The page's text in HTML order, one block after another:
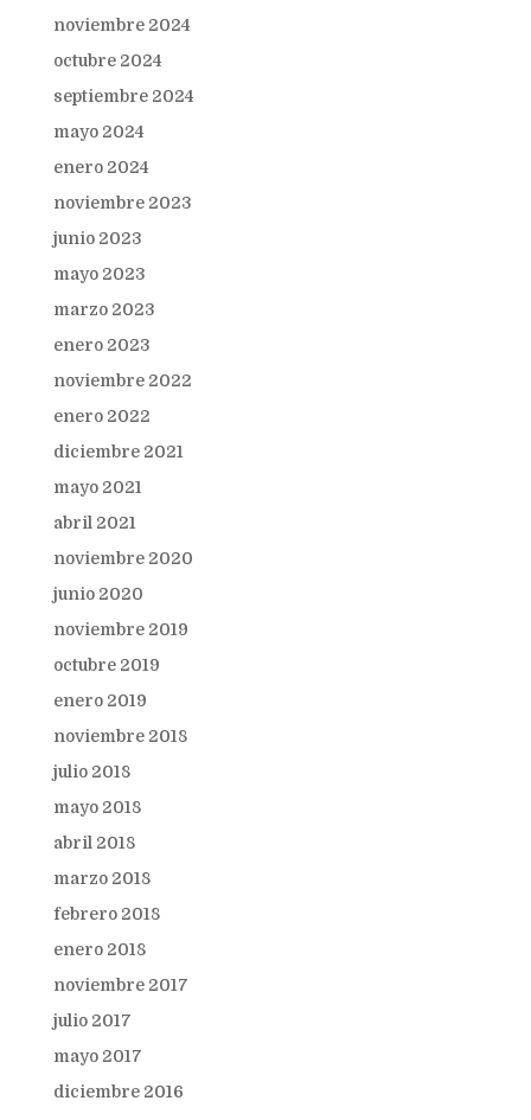
noviembre 2024
octubre 2024
septiembre 2024
mayo 2024
enero 2024
noviembre 2023
junio 2023
mayo 2023
marzo 2023
enero 2023
noviembre 2022
enero 2022
diciembre 2021
mayo 2021
abril 2021
noviembre 2020
junio 2020
noviembre 2019
octubre 2019
enero 2019
noviembre 2018
julio 2018
mayo 2018
abril 2018
marzo 2018
febrero 2018
enero 2018
noviembre 2017
julio 2017
mayo 2017
diciembre 2016